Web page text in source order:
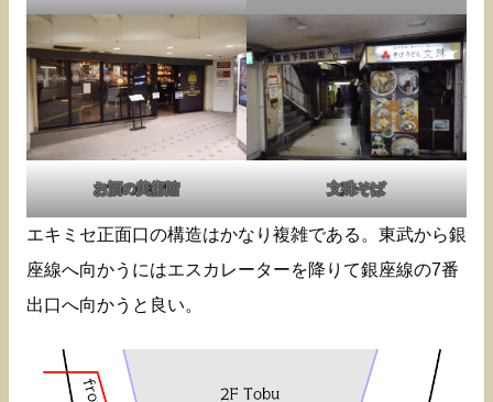
お酒の美術館 文殊そば
エキミセ正面口の構造はかなり複雑である。東武から銀
座線へ向かうにはエスカレーターを降りて銀座線の7番
出口へ向かうと良い。